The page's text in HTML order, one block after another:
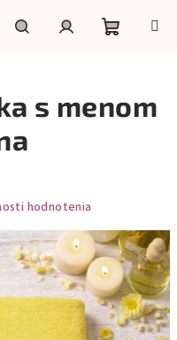
košík
s menom
hodnotenia